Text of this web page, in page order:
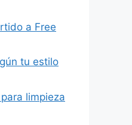
a Free
tu estilo
limpieza